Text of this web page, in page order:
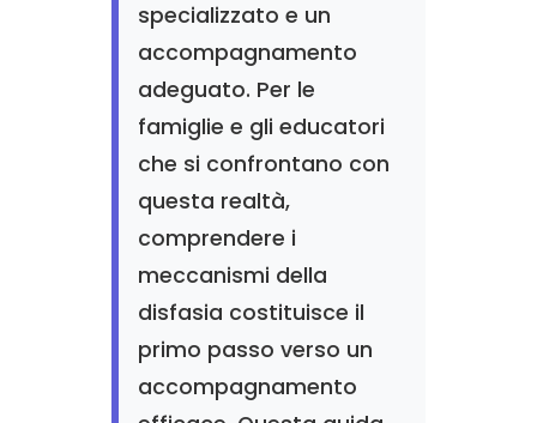
specializzato e un
accompagnamento
adeguato. Per le
famiglie e gli educatori
che si confrontano con
questa realtà,
comprendere i
meccanismi della
disfasia costituisce il
primo passo verso un
accompagnamento